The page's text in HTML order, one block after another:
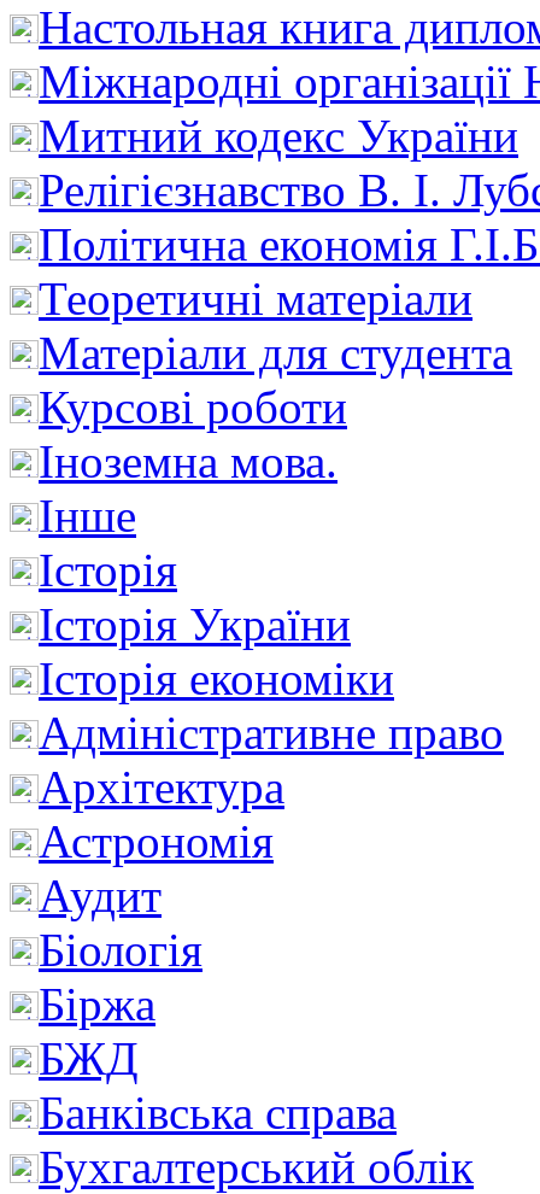
Настольная книга
Міжнародні
Митний кодекс України
Релігієзнавство В. І.
Політична економія
Теоретичні матеріали
Матеріали для студента
Курсові роботи
Іноземна мова.
Інше
Історія
Історія України
Історія економіки
Адміністративне право
Архітектура
Астрономія
Аудит
Біологія
Біржа
БЖД
Банківська справа
Бухгалтерський облік